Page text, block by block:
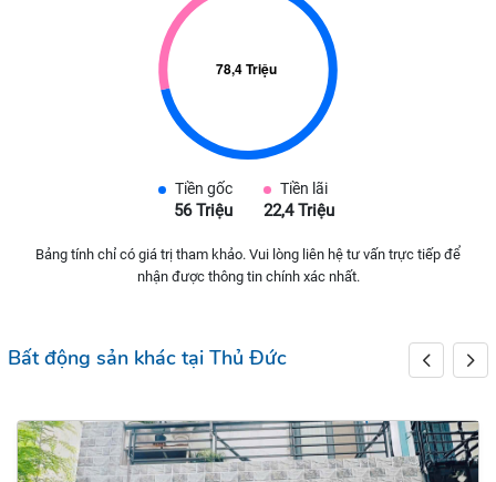
Tiền gốc
56 Triệu
Tiền lãi
22,4 Triệu
Bảng tính chỉ có giá trị tham khảo. Vui lòng liên hệ tư vấn trực tiếp để
nhận được thông tin chính xác nhất.
Bất động sản khác tại Thủ Đức